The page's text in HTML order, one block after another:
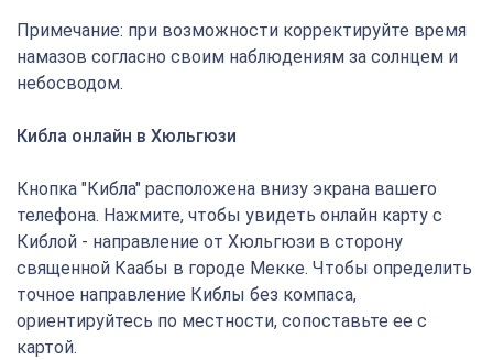
Примечание: при возможности корректируйте время
намазов согласно своим наблюдениям за солнцем и
небосводом.
Кибла онлайн в Хюльгюзи
Кнопка "Кибла" расположена внизу экрана вашего
телефона. Нажмите, чтобы увидеть онлайн карту с
Киблой - направление от Хюльгюзи в сторону
священной Каабы в городе Мекке. Чтобы определить
точное направление Киблы без компаса,
ориентируйтесь по местности, сопоставьте ее с
картой.